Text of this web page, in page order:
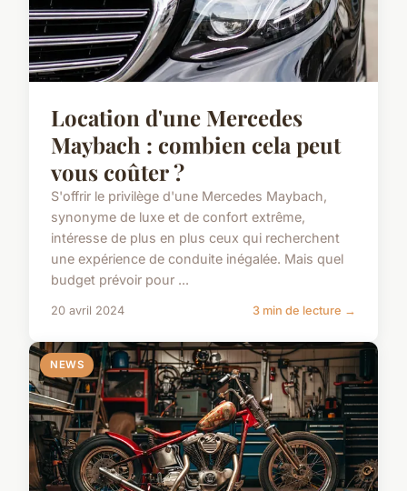
Location d'une Mercedes
Maybach : combien cela peut
vous coûter ?
S'offrir le privilège d'une Mercedes Maybach,
synonyme de luxe et de confort extrême,
intéresse de plus en plus ceux qui recherchent
une expérience de conduite inégalée. Mais quel
budget prévoir pour ...
20 avril 2024 3 min de lecture →
NEWS